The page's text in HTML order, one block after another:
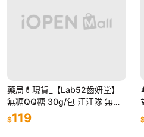
藥局💊現貨_【Lab52齒妍堂】
無糖QQ糖 30g/包 汪汪隊 無糖
機能零食 益生菌 金盞花 含葉黃
素 兒童零食 無糖
$119